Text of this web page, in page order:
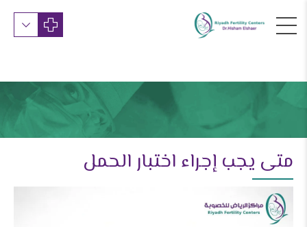
متى يجب إجراء اختبار الحمل